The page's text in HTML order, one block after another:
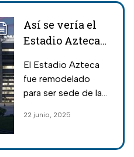
Así se vería el
Estadio Azteca
remodelado
para el Mundial
El Estadio Azteca
fue remodelado
para ser sede de la
2026, en donde se
primer recinto en
22 junio, 2025